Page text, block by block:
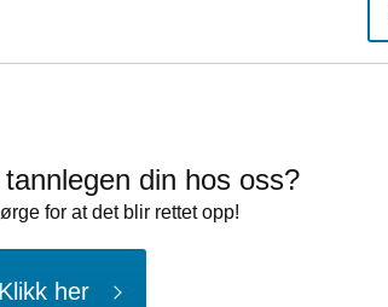
din hos oss?
for at det blir rettet opp!
Klikk her